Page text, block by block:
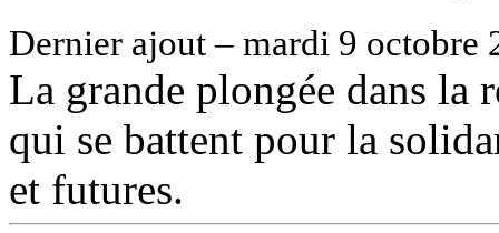
Dernier ajout – mardi 9 octobre
La grande plongée dans la
qui se battent pour la
et futures.